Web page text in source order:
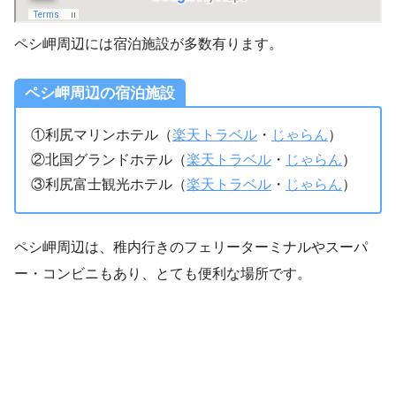
ペシ岬周辺には宿泊施設が多数有ります。
ペシ岬周辺の宿泊施設
①利尻マリンホテル（楽天トラベル ・ じゃらん）
②北国グランドホテル（楽天トラベル ・ じゃらん）
③利尻富士観光ホテル（楽天トラベル ・ じゃらん）
ペシ岬周辺は、稚内行きのフェリーターミナルやスーパ
ー・コンビニもあり、とても便利な場所です。